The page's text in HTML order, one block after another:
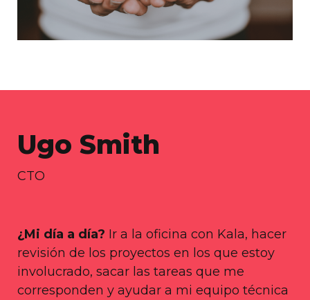
Ugo Smith
CTO
¿Mi día a día? Ir a la oficina con Kala, hacer
revisión de los proyectos en los que estoy
involucrado, sacar las tareas que me
corresponden y ayudar a mi equipo técnica